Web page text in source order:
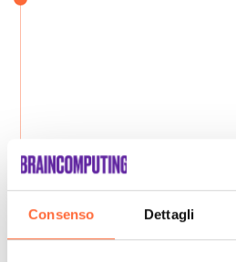
Consenso Dettagli